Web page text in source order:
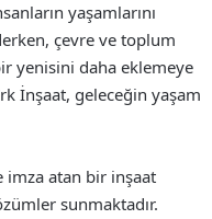
yaşamlarını
çevre ve toplum
yenisini daha eklemeye
İnşaat, geleceğin yaşam
imza atan bir inşaat
sunmaktadır.